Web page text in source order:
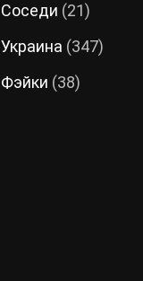
Соседи (21)
Украина (347)
Фэйки (38)